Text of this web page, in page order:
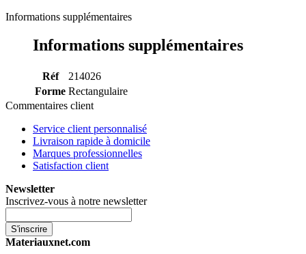
Informations supplémentaires
Informations supplémentaires
Réf
214026
Forme Rectangulaire
Commentaires client
Service client personnalisé
Livraison rapide à domicile
Marques professionnelles
Satisfaction client
Newsletter
Inscrivez-vous à notre newsletter
S'inscrire
Materiauxnet.com